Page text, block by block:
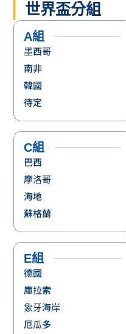
世界盃分組
A組
墨西哥
南非
韓國
待定
C組
巴西
摩洛哥
海地
蘇格蘭
E組
德國
庫拉索
象牙海岸
厄瓜多